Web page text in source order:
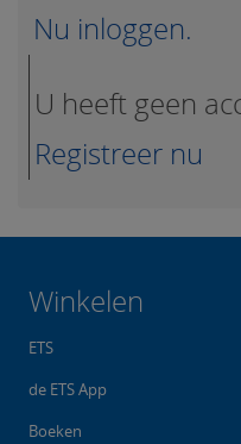
Nu inloggen.
U heeft geen
Registreer nu
Winkelen
ETS
de ETS App
Boeken